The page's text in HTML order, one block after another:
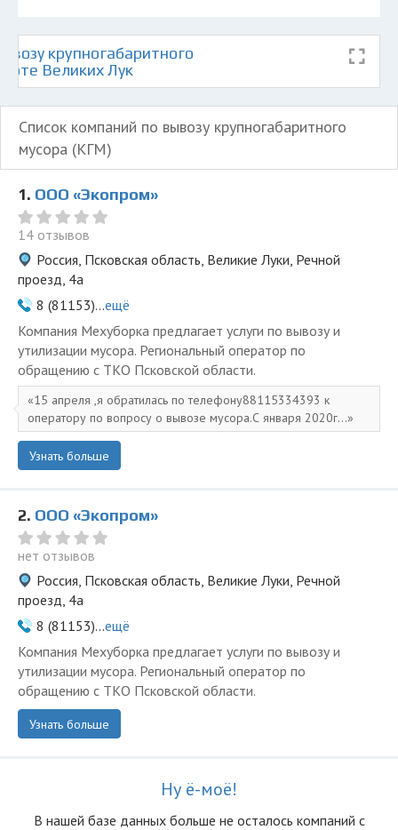
крупногабаритного
Великих Лук
Список компаний по вывозу крупногабаритного
мусора (КГМ)
1. ООО «Экопром»
14 отзывов
Россия, Псковская область, Великие Луки, Речной
проезд, 4а
8 (81153)...ещё
Компания Мехуборка предлагает услуги по вывозу и
утилизации мусора. Региональный оператор по
обращению с ТКО Псковской области.
15 апреля ,я обратилась по телефону88115334393 к
оператору по вопросу о вывозе мусора.С января 2020г...
Узнать больше
2. ООО «Экопром»
нет отзывов
Россия, Псковская область, Великие Луки, Речной
проезд, 4а
8 (81153)...ещё
Компания Мехуборка предлагает услуги по вывозу и
утилизации мусора. Региональный оператор по
обращению с ТКО Псковской области.
Узнать больше
Ну ё-моё!
В нашей базе данных больше не осталоcь компаний с